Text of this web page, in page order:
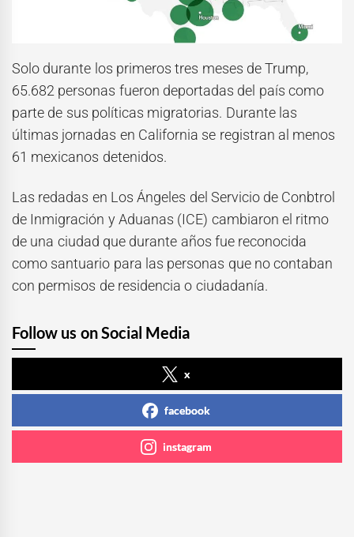
Solo durante los primeros tres meses de Trump,
65.682 personas fueron deportadas del país como
parte de sus políticas migratorias. Durante las
últimas jornadas en California se registran al menos
61 mexicanos detenidos.
Las redadas en Los Ángeles del Servicio de Conbtrol
de Inmigración y Aduanas (ICE) cambiaron el ritmo
de una ciudad que durante años fue reconocida
como santuario para las personas que no contaban
con permisos de residencia o ciudadanía.
Follow us on Social Media
x
facebook
instagram